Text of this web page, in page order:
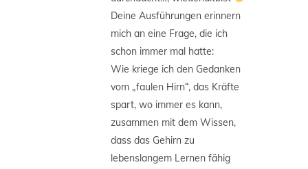
Deine Ausführungen erinnern
mich an eine Frage, die ich
schon immer mal hatte:
Wie kriege ich den Gedanken
vom „faulen Hirn“, das Kräfte
spart, wo immer es kann,
zusammen mit dem Wissen,
dass das Gehirn zu
lebenslangem Lernen fähig